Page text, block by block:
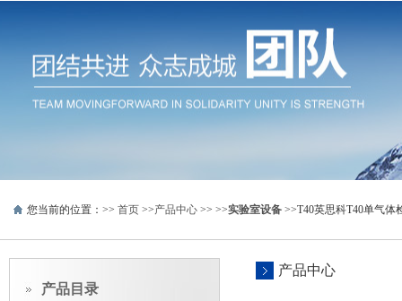
您当前的位置：>> 首页 >>产品中心 >> >>实验室设备 >>T40英思科T40单气体
产品目录
产品中心